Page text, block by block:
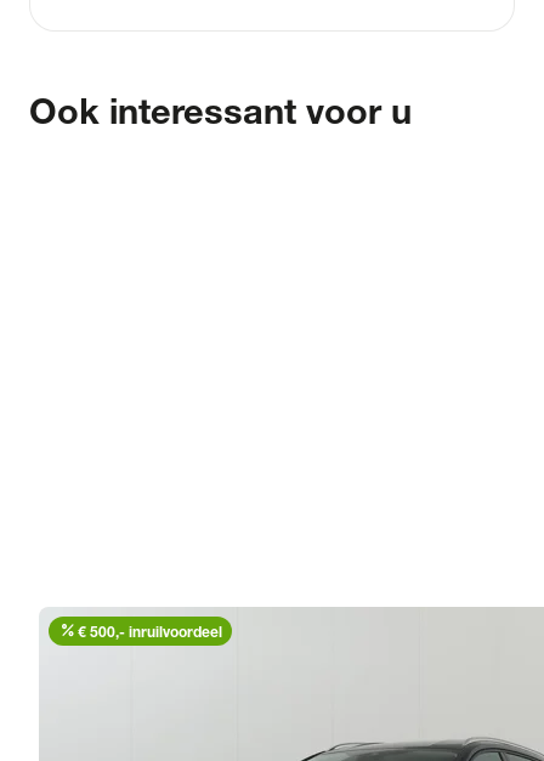
Ook interessant voor u
percent € 500,- inruilvoordeel